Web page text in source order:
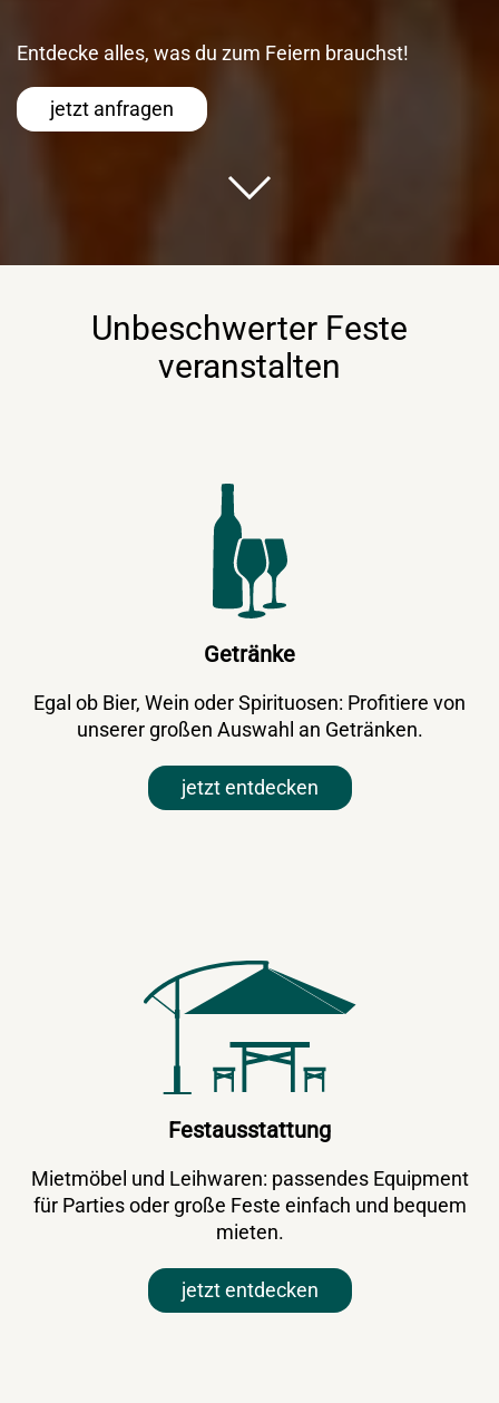
Entdecke alles, was du zum Feiern brauchst!
jetzt anfragen
Unbeschwerter Feste
veranstalten
Getränke
Egal ob Bier, Wein oder Spirituosen: Profitiere von
unserer großen Auswahl an Getränken.
jetzt entdecken
Festausstattung
Mietmöbel und Leihwaren: passendes Equipment
für Parties oder große Feste einfach und bequem
mieten.
jetzt entdecken